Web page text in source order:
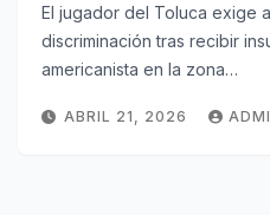
El jugador del Toluca exige
discriminación tras recibir
americanista en la zona…
ABRIL 21, 2026